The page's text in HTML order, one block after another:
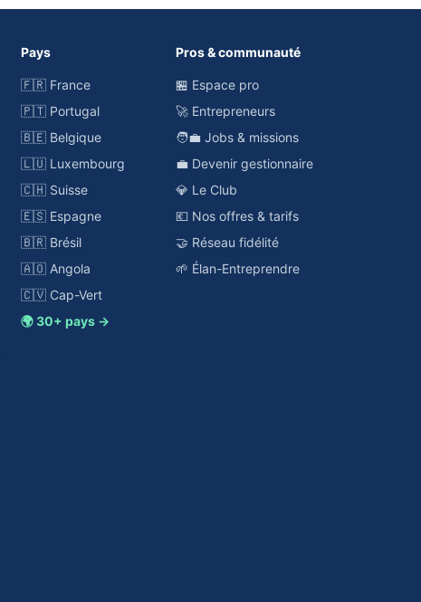
Pays
🇫🇷 France
🇵🇹 Portugal
🇧🇪 Belgique
🇱🇺 Luxembourg
🇨🇭 Suisse
🇪🇸 Espagne
🇧🇷 Brésil
🇦🇴 Angola
🇨🇻 Cap-Vert
🌍 30+ pays →
Pros & communauté
🏪 Espace pro
🚀 Entrepreneurs
🧑‍💼 Jobs & missions
💼 Devenir gestionnaire
💎 Le Club
💶 Nos offres & tarifs
🤝 Réseau fidélité
🌱 Élan-Entreprendre